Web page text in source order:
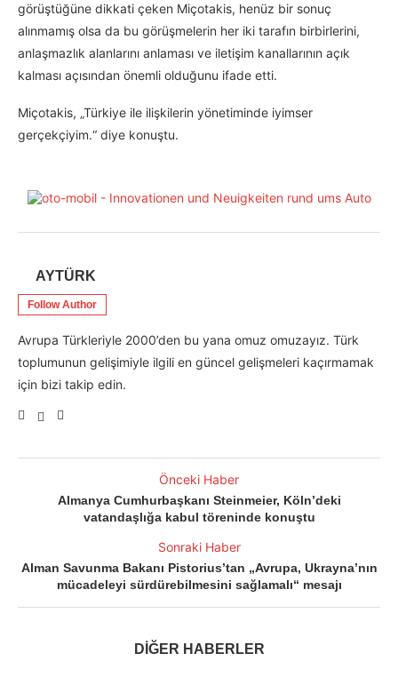
görüştüğüne dikkati çeken Miçotakis, henüz bir sonuç
alınmamış olsa da bu görüşmelerin her iki tarafın birbirlerini,
anlaşmazlık alanlarını anlaması ve iletişim kanallarının açık
kalması açısından önemli olduğunu ifade etti.
Miçotakis, „Türkiye ile ilişkilerin yönetiminde iyimser
gerçekçiyim.“ diye konuştu.
AYTÜRK
Follow Author
Avrupa Türkleriyle 2000’den bu yana omuz omuzayız. Türk
toplumunun gelişimiyle ilgili en güncel gelişmeleri kaçırmamak
için bizi takip edin.
Önceki Haber
Almanya Cumhurbaşkanı Steinmeier, Köln’deki
vatandaşlığa kabul töreninde konuştu
Sonraki Haber
Alman Savunma Bakanı Pistorius’tan „Avrupa, Ukrayna’nın
mücadeleyi sürdürebilmesini sağlamalı“ mesajı
DİĞER HABERLER